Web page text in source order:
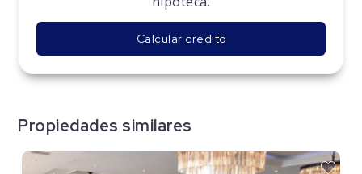
Calcular crédito
Propiedades similares